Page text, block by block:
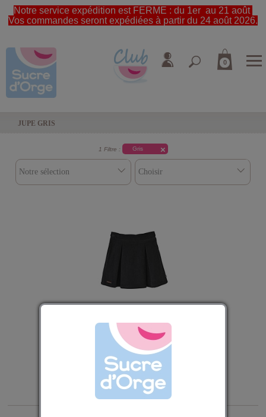
Notre service expédition est FERME : du 1er au 21 août
Vos commandes seront expédiées à partir du 24 août 2026.
0
JUPE GRIS
1 Filtre : Gris
JUPE ANTHRACITE DAFINA
17,59 €
1 articles